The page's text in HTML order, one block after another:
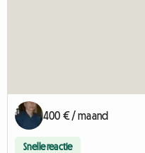
400 € / maand
Snelle reactie